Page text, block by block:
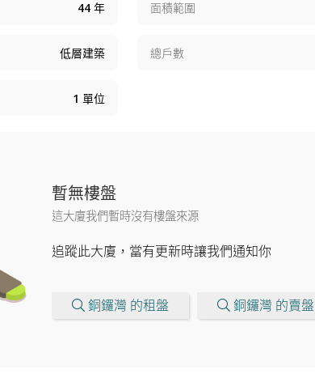
44 年 面積範圍
低層建築 總戶數
1 單位
暫無樓盤
這大廈我們暫時沒有樓盤來源
追蹤此大廈，當有更新時讓我們通知你
銅鑼灣 的租盤 銅鑼灣 的賣盤